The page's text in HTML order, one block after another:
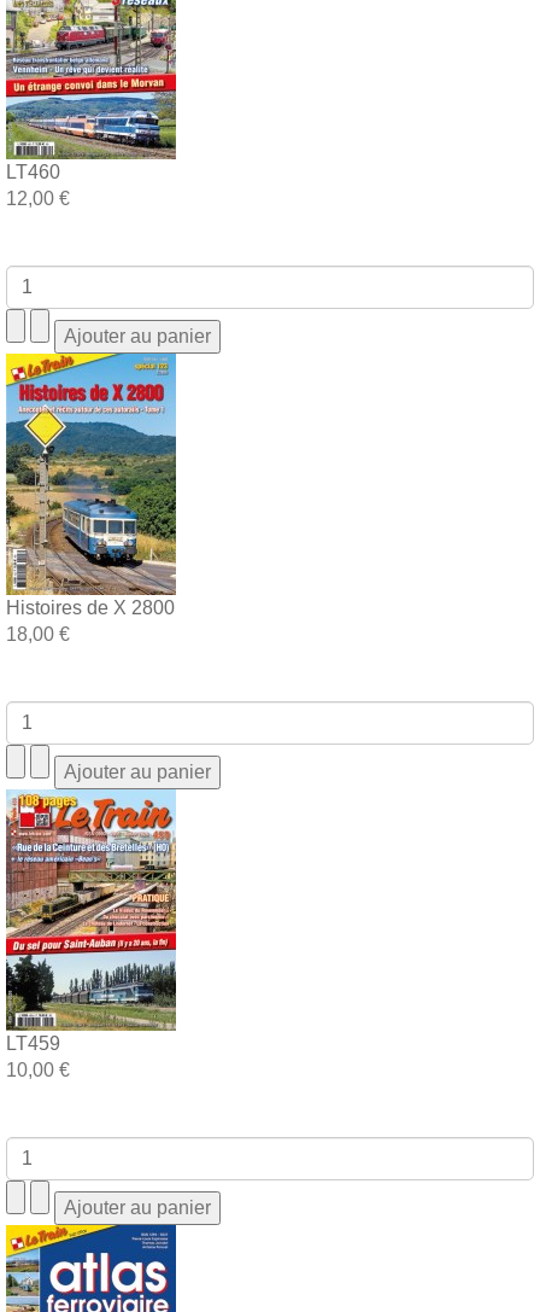
LT460
12,00 €
Histoires de X 2800
18,00 €
LT459
10,00 €